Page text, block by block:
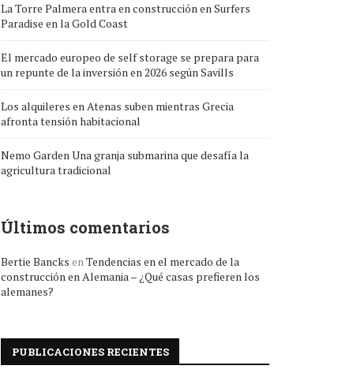
La Torre Palmera entra en construcción en Surfers
Paradise en la Gold Coast
El mercado europeo de self storage se prepara para
un repunte de la inversión en 2026 según Savills
Los alquileres en Atenas suben mientras Grecia
afronta tensión habitacional
Nemo Garden Una granja submarina que desafía la
agricultura tradicional
Últimos comentarios
Bertie Bancks enTendencias en el mercado de la
construcción en Alemania – ¿Qué casas prefieren los
alemanes?
PUBLICACIONES RECIENTES